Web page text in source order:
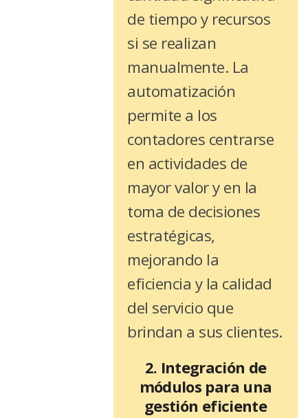
de tiempo y recursos
si se realizan
manualmente. La
automatización
permite a los
contadores centrarse
en actividades de
mayor valor y en la
toma de decisiones
estratégicas,
mejorando la
eficiencia y la calidad
del servicio que
brindan a sus clientes.
2. Integración de
módulos para una
gestión eficiente